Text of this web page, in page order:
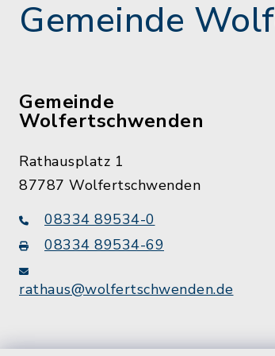
Gemeinde
Gemeinde
Wolfertschwenden
Rathausplatz 1
87787 Wolfertschwenden
08334 89534-0
08334 89534-69
rathaus@wolfertschwenden.de